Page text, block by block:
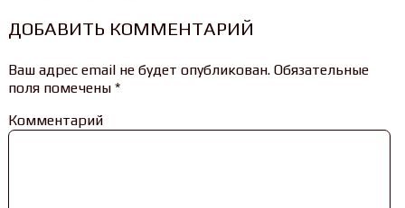
ДОБАВИТЬ КОММЕНТАРИЙ
Ваш адрес email не будет опубликован.Обязательные
поля помечены *
Комментарий